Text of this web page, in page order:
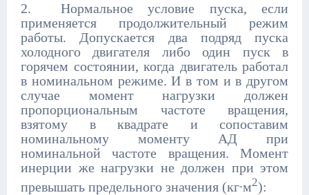
2. Нормальное условие пуска, если
применяется продолжительный режим
работы. Допускается два подряд пуска
холодного двигателя либо один пуск в
горячем состоянии, когда двигатель работал
в номинальном режиме. И в том и в другом
случае момент нагрузки должен
пропорциональным частоте вращения,
взятому в квадрате и сопоставим
номинальному моменту АД при
номинальной частоте вращения. Момент
инерции же нагрузки не должен при этом
превышать предельного значения (кг∙м2):